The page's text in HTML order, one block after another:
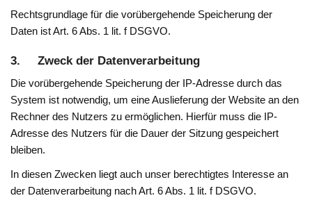
Rechtsgrundlage für die vorübergehende Speicherung der
Daten ist Art. 6 Abs. 1 lit. f DSGVO.
3. Zweck der Datenverarbeitung
Die vorübergehende Speicherung der IP-Adresse durch das
System ist notwendig, um eine Auslieferung der Website an den
Rechner des Nutzers zu ermöglichen. Hierfür muss die IP-
Adresse des Nutzers für die Dauer der Sitzung gespeichert
bleiben.
In diesen Zwecken liegt auch unser berechtigtes Interesse an
der Datenverarbeitung nach Art. 6 Abs. 1 lit. f DSGVO.